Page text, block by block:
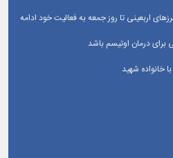
اربعینی تا روز جمعه به فعالیت خود ادامه
درمان اوتیسم باشد
خانواده شهید